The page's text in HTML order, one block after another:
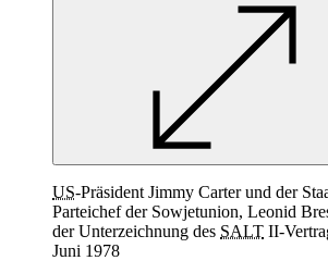
US-Präsident Jimmy Carter und der
Parteichef der Sowjetunion, Leonid
der Unterzeichnung des SALT II-
Juni 1978